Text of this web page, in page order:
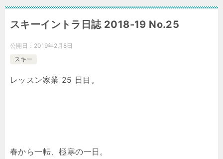
スキーイントラ日誌 2018-19 No.25
公開日： 2019年2月8日
スキー
レッスン家業 25 日目。
春から一転、極寒の一日。